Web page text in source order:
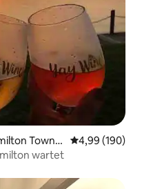
Towns
4,99 (190)
wartet